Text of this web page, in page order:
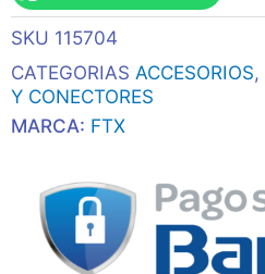
C
M/M
2m
Ftx-
U33-
5gbps/5v/3a
cantidad
SKU 115704
CATEGORIAS ACCESORIOS,
Y CONECTORES
MARCA: FTX